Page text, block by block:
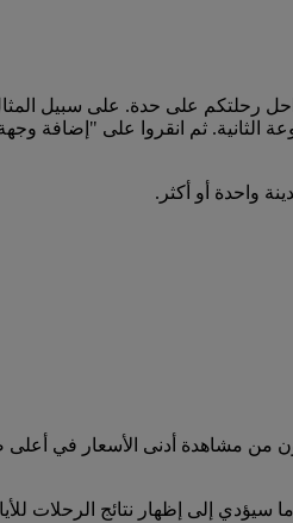
رحلتكم على حدة. على سبيل
ثم انقروا على "إضافة
واحدة أو أكثر.
من مشاهدة أدنى الأسعار في
سيؤدي إلى إظهار نتائج الرحلات